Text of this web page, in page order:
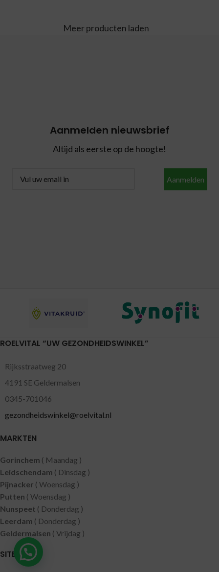
Meer producten laden
Aanmelden nieuwsbrief
Altijd als eerste op de hoogte!
Aanmelden
ROELVITAL “UW GEZONDHEIDSWINKEL”
Rijksstraatweg 20
4191 SE Geldermalsen
0345-701046
gezondheidswinkel@roelvital.nl
MARKTEN
Gorinchem ( Maandag )
Leidschendam ( Dinsdag )
Pijnacker ( Woensdag )
Putten ( Woensdag )
Nunspeet ( Donderdag )
Leerdam ( Donderdag )
Geldermalsen ( Vrijdag )
SITEMAP